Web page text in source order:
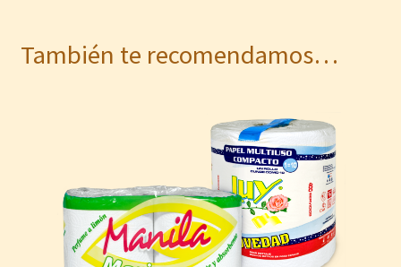
También te recomendamos…